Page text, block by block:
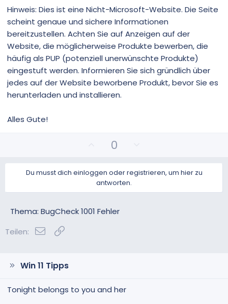
Hinweis: Dies ist eine Nicht-Microsoft-Website. Die Seite
scheint genaue und sichere Informationen
bereitzustellen. Achten Sie auf Anzeigen auf der
Website, die möglicherweise Produkte bewerben, die
häufig als PUP (potenziell unerwünschte Produkte)
eingestuft werden. Informieren Sie sich gründlich über
jedes auf der Website beworbene Produkt, bevor Sie es
herunterladen und installieren.
Alles Gute!
i
t
v
e
0
g
a
t
Du musst dich einloggen oder registrieren, um hier zu
antworten.
Thema: BugCheck 1001 Fehler
Teilen:
E-Mail
Win 11 Tipps
Tonight belongs to you and her